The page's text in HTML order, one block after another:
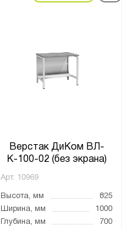
Верстак ДиКом ВЛ-
К-100-02 (без экрана)
Арт. 10969
Высота, мм
825
Ширина, мм
1000
Глубина, мм
700